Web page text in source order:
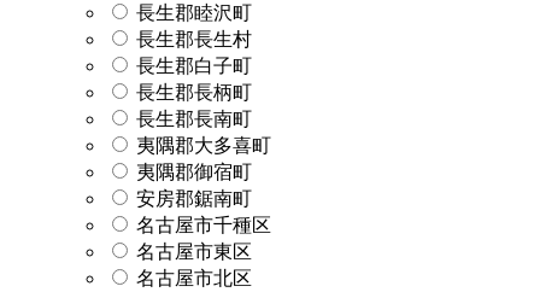
長生郡睦沢町
長生郡長生村
長生郡白子町
長生郡長柄町
長生郡長南町
夷隅郡大多喜町
夷隅郡御宿町
安房郡鋸南町
名古屋市千種区
名古屋市東区
名古屋市北区